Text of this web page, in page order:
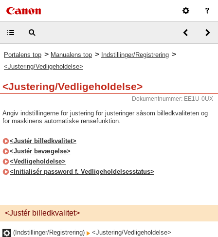
Portalens top > Manualens top > Indstillinger/Registrering >
<Justering/Vedligeholdelse>
<Justering/Vedligeholdelse>
Dokumentnummer: EE1U-0UX
Angiv indstillingerne for justering for justeringer såsom billedkvaliteten og
for maskinens automatiske rensefunktion.
<Justér billedkvalitet>
<Justér bevægelse>
<Vedligeholdelse>
<Initialisér password f. Vedligeholdelsesstatus>
<Justér billedkvalitet>
(Indstillinger/Registrering) <Justering/Vedligeholdelse>